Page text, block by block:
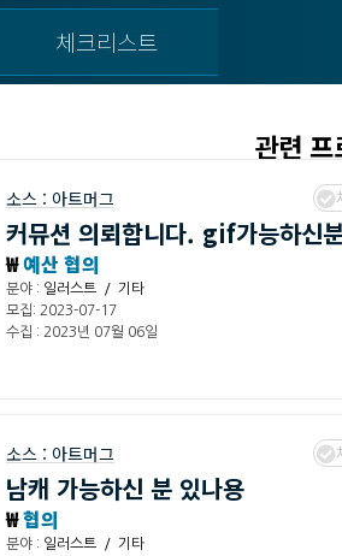
체크리스트
관련
소스 : 아트머그
커뮤션 의뢰합니다. gif가능하신
₩예산 협의
분야 : 일러스트 / 기타
모집: 2023-07-17
수집 : 2023년 07월 06일
소스 : 아트머그
남캐 가능하신 분 있나용
₩협의
분야 : 일러스트 / 기타